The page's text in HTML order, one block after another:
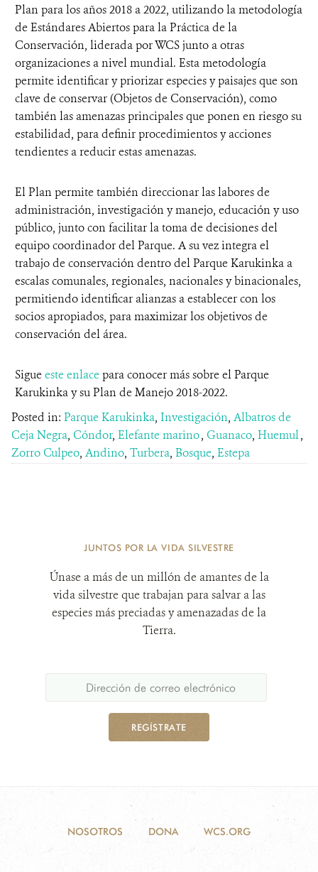
Plan para los años 2018 a 2022, utilizando la metodología
de Estándares Abiertos para la Práctica de la
Conservación, liderada por WCS junto a otras
organizaciones a nivel mundial. Esta metodología
permite identificar y priorizar especies y paisajes que son
clave de conservar (Objetos de Conservación), como
también las amenazas principales que ponen en riesgo su
estabilidad, para definir procedimientos y acciones
tendientes a reducir estas amenazas.
El Plan permite también direccionar las labores de
administración, investigación y manejo, educación y uso
público, junto con facilitar la toma de decisiones del
equipo coordinador del Parque. A su vez integra el
trabajo de conservación dentro del Parque Karukinka a
escalas comunales, regionales, nacionales y binacionales,
permitiendo identificar alianzas a establecer con los
socios apropiados, para maximizar los objetivos de
conservación del área.
Sigueeste enlace para conocer más sobre el Parque
Karukinka y su Plan de Manejo 2018-2022.
Posted in: Parque Karukinka, Investigación, Albatros de
Ceja Negra, Cóndor, Elefante marino, Guanaco, Huemul,
Zorro Culpeo, Andino, Turbera, Bosque, Estepa
JUNTOS POR LA VIDA SILVESTRE
Únase a más de un millón de amantes de la
vida silvestre que trabajan para salvar a las
especies más preciadas y amenazadas de la
Tierra.
REGÍSTRATE
NOSOTROS DONA WCS.ORG